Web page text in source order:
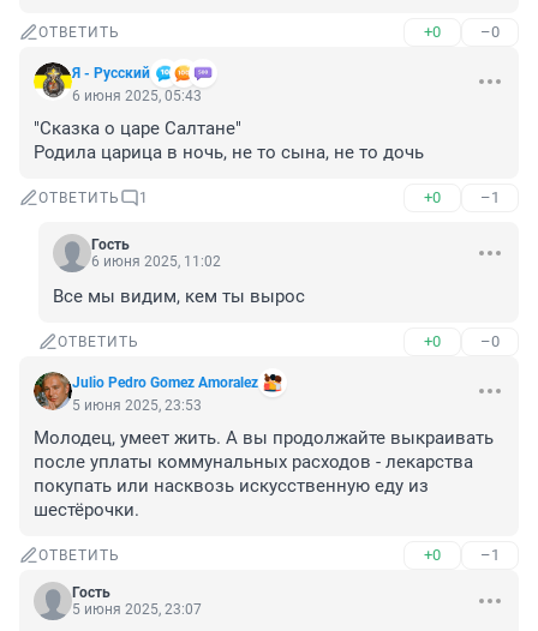
ОТВЕТИТЬ +0 –0
Я - Русский
6 июня 2025, 05:43
"Сказка о царе Салтане"
Родила царица в ночь, не то сына, не то дочь
ОТВЕТИТЬ 1 +0 –1
Гость
6 июня 2025, 11:02
Все мы видим, кем ты вырос
ОТВЕТИТЬ +0 –0
Julio Pedro Gomez Amoralez
5 июня 2025, 23:53
Молодец, умеет жить. А вы продолжайте выкраивать
после уплаты коммунальных расходов - лекарства
покупать или насквозь искусственную еду из
шестёрочки.
ОТВЕТИТЬ +0 –1
Гость
5 июня 2025, 23:07